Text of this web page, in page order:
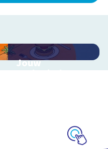
Jouw
ecologische